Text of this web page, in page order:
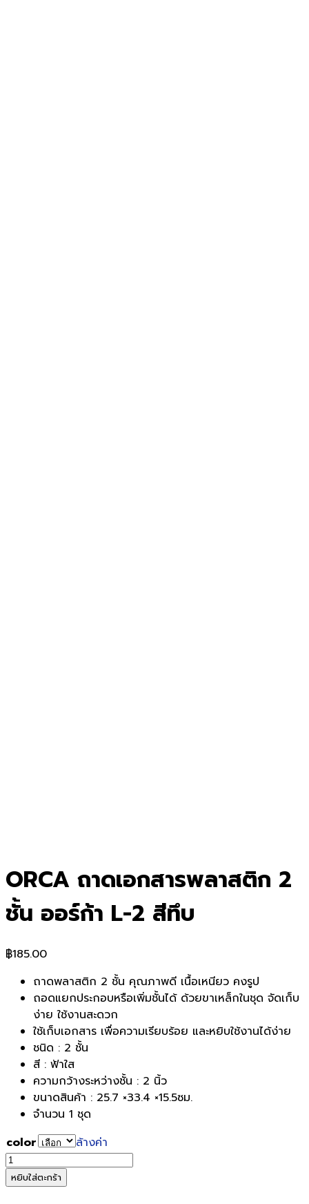
ORCA ถาดเอกสารพลาสติก 2
ชั้น ออร์ก้า L-2 สีทึบ
฿185.00
ถาดพลาสติก 2 ชั้น คุณภาพดี เนื้อเหนียว คงรูป
ถอดแยกประกอบหรือเพิ่มชั้นได้ ด้วยขาเหล็กในชุด จัดเก็บ
ง่าย ใช้งานสะดวก
ใช้เก็บเอกสาร เพื่อความเรียบร้อย และหยิบใช้งานได้ง่าย
ชนิด : 2 ชั้น
สี : ฟ้าใส
ความกว้างระหว่างชั้น : 2 นิ้ว
ขนาดสินค้า : 25.7 ×33.4 ×15.5ซม.
จำนวน 1 ชุด
color
ล้างค่า
จำนวน
ORCA
ถาด
หยิบใส่ตะกร้า